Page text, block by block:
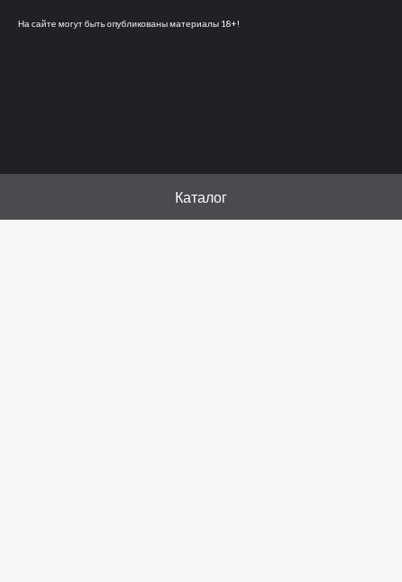
На сайте могут быть опубликованы материалы 18+!
Каталог